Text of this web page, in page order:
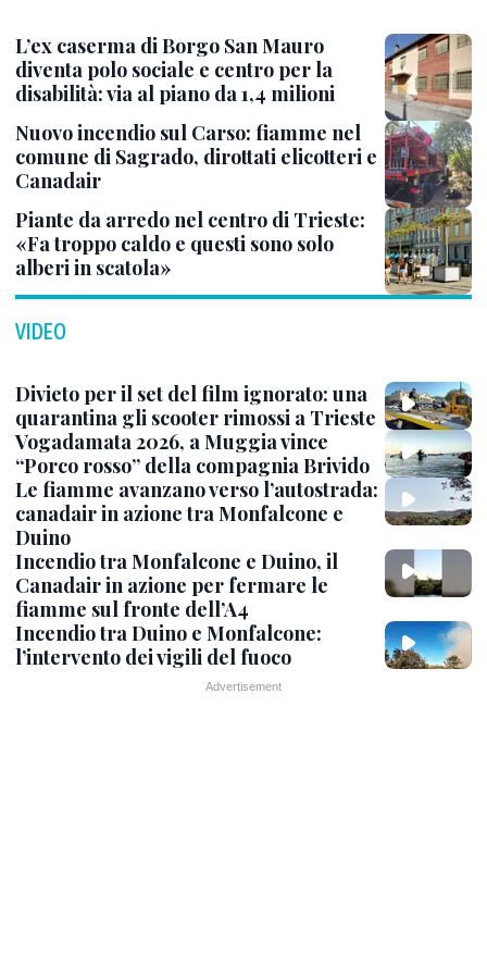
L’ex caserma di Borgo San Mauro
diventa polo sociale e centro per la
disabilità: via al piano da 1,4 milioni
Nuovo incendio sul Carso: fiamme nel
comune di Sagrado, dirottati elicotteri e
Canadair
Piante da arredo nel centro di Trieste:
«Fa troppo caldo e questi sono solo
alberi in scatola»
VIDEO
Divieto per il set del film ignorato: una
quarantina gli scooter rimossi a Trieste
Vogadamata 2026, a Muggia vince
“Porco rosso” della compagnia Brivido
Le fiamme avanzano verso l’autostrada:
canadair in azione tra Monfalcone e
Duino
Incendio tra Monfalcone e Duino, il
Canadair in azione per fermare le
fiamme sul fronte dell’A4
Incendio tra Duino e Monfalcone:
l’intervento dei vigili del fuoco